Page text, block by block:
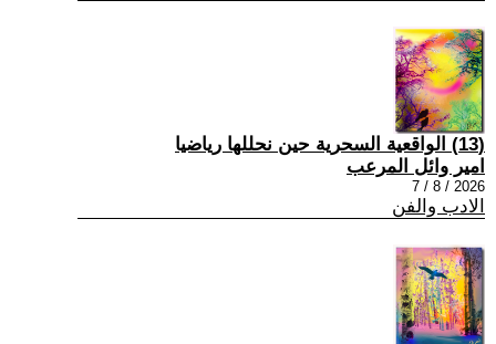
(13) الواقعية السحرية حين نحللها رياضيا
امير وائل المرعب
2026 / 8 / 7
الادب والفن